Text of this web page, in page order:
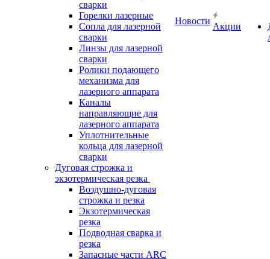
сварки
Горелки лазерные
Сопла для лазерной
сварки
Линзы для лазерной
сварки
Ролики подающего
механизма для
лазерного аппарата
Каналы
направляющие для
лазерного аппарата
Уплотнительные
кольца для лазерной
сварки
Дуговая строжка и
экзотермическая резка
Воздушно-дуговая
строжка и резка
Экзотермическая
резка
Подводная сварка и
резка
Запасные части ARC
Новости
Акции